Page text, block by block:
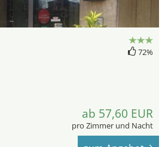
72%
ab 57,60 EUR
pro Zimmer und Nacht